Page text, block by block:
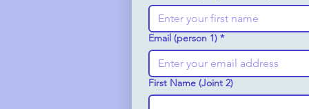
Email (person 1) *
First Name (Joint 2)